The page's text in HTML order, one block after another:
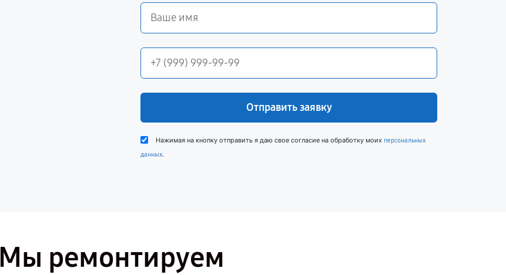
Отправить заявку
Нажимая на кнопку отправить я даю свое согласие на обработку моих персональных
данных.
Мы ремонтируем